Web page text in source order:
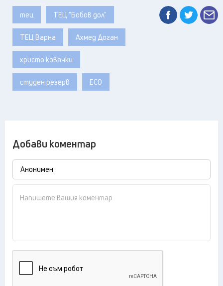
тец ТЕЦ "Бобов дол"
ТЕЦ Варна Ахмед Доган
христо ковачки
студен резерв ЕСО
Добави коментар